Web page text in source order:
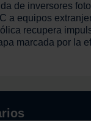
de inversores
a equipos
recupera
marcada por la